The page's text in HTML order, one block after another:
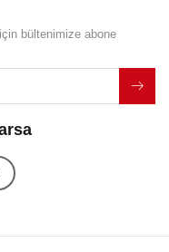
bültenimize abone